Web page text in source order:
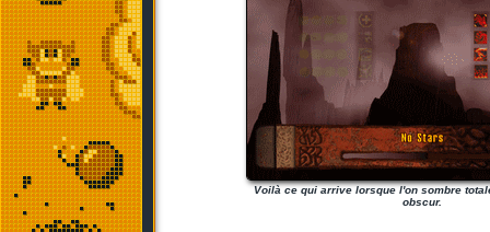
Voilà ce qui arrive lorsque l'on sombre
obscur.